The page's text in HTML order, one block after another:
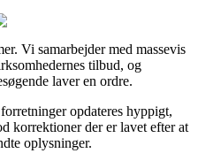
Vi samarbejder med massevis
tilbud, og
laver en ordre.
opdateres hyppigt,
korrektioner der er lavet efter at
oplysninger.